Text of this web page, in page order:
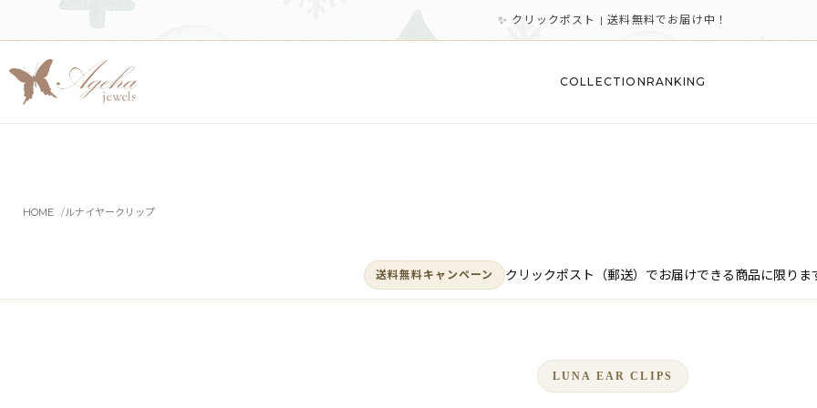
✨ クリックポスト | 送料無料でお届け中！
COLLECTIONRANKING
HOME ルナイヤークリップ
送料無料キャンペーン クリックポスト（郵送）でお届けできる商品に限りま
LUNA EAR CLIPS